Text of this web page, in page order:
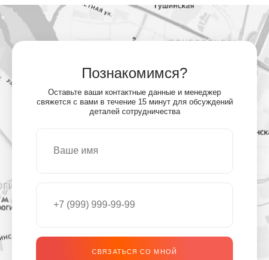
Познакомимся?
Оставьте ваши контактные данные и менеджер
свяжется с вами в течение 15 минут для обсуждений
деталей сотрудничества
СВЯЗАТЬСЯ СО МНОЙ